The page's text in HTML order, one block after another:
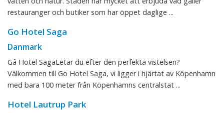
restauranger och butiker som har öppet daglige ...
Go Hotel Saga
Danmark
Gå Hotel SagaLetar du efter den perfekta vistelsen?
Välkommen till Go Hotel Saga, vi ligger i hjärtat av Köpenhamn
med bara 100 meter från Köpenhamns centralstat ...
Hotel Lautrup Park